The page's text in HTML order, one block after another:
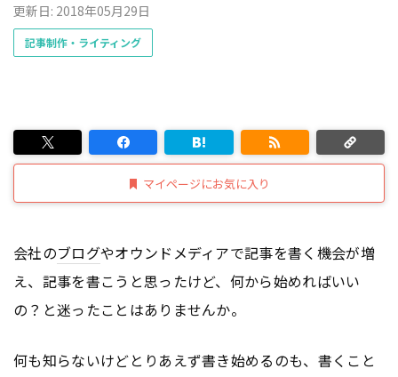
更新日: 2018年05月29日
記事制作・ライティング
マイページにお気に入り
会社のブログやオウンドメディアで記事を書く機会が増
え、記事を書こうと思ったけど、何から始めればいい
の？と迷ったことはありませんか。
何も知らないけどとりあえず書き始めるのも、書くこと